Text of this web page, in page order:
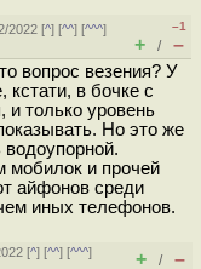
2022 [^] [^^] [^^^]
–1
+ / –
вопрос везения? У
в бочке с
только уровень
Но это же
мобилок и прочей
айфонов среди
иных телефонов.
[^] [^^] [^^^]
+ / –